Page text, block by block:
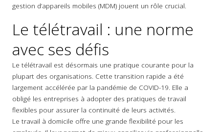
gestion d’appareils mobiles (MDM) jouent un rôle crucial.
Le télétravail : une norme
avec ses défis
Le télétravail est désormais une pratique courante pour la
plupart des organisations. Cette transition rapide a été
largement accélérée par la pandémie de COVID-19. Elle a
obligé les entreprises à adopter des pratiques de travail
flexibles pour assurer la continuité de leurs activités.
Le travail à domicile offre une grande flexibilité pour les